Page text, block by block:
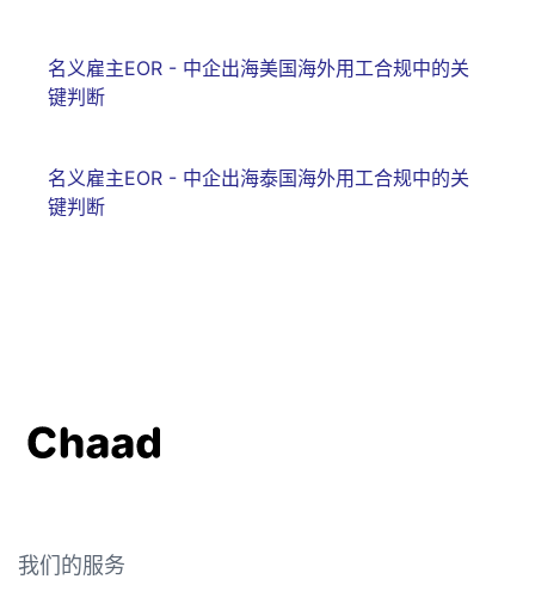
名义雇主EOR - 中企出海美国海外用工合规中的关
键判断
名义雇主EOR - 中企出海泰国海外用工合规中的关
键判断
我们的服务